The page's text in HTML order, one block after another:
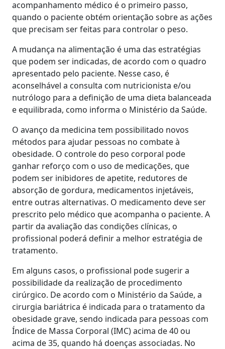
acompanhamento médico é o primeiro passo,
quando o paciente obtém orientação sobre as ações
que precisam ser feitas para controlar o peso.
A mudança na alimentação é uma das estratégias
que podem ser indicadas, de acordo com o quadro
apresentado pelo paciente. Nesse caso, é
aconselhável a consulta com nutricionista e/ou
nutrólogo para a definição de uma dieta balanceada
e equilibrada, como informa o Ministério da Saúde.
O avanço da medicina tem possibilitado novos
métodos para ajudar pessoas no combate à
obesidade. O controle do peso corporal pode
ganhar reforço com o uso de medicações, que
podem ser inibidores de apetite, redutores de
absorção de gordura, medicamentos injetáveis,
entre outras alternativas. O medicamento deve ser
prescrito pelo médico que acompanha o paciente. A
partir da avaliação das condições clínicas, o
profissional poderá definir a melhor estratégia de
tratamento.
Em alguns casos, o profissional pode sugerir a
possibilidade da realização de procedimento
cirúrgico. De acordo com o Ministério da Saúde, a
cirurgia bariátrica é indicada para o tratamento da
obesidade grave, sendo indicada para pessoas com
Índice de Massa Corporal (IMC) acima de 40 ou
acima de 35, quando há doenças associadas. No